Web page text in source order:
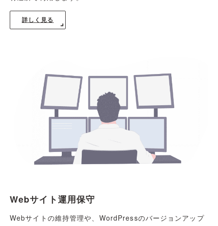
詳しく見る
Webサイト運用保守
Webサイトの維持管理や、WordPressのバージョンアップ